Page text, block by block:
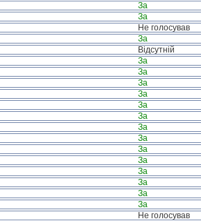
За
За
Не голосував
За
Відсутній
За
За
За
За
За
За
За
За
За
За
За
За
За
За
Не голосував